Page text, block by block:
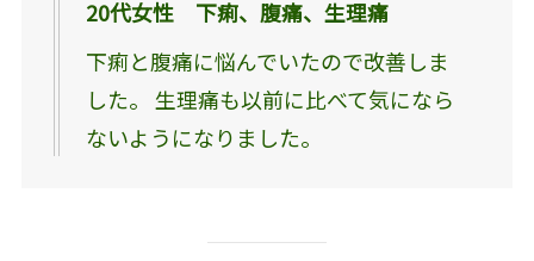
20代女性 下痢、腹痛、生理痛
下痢と腹痛に悩んでいたので改善しま
した。 生理痛も以前に比べて気になら
ないようになりました。